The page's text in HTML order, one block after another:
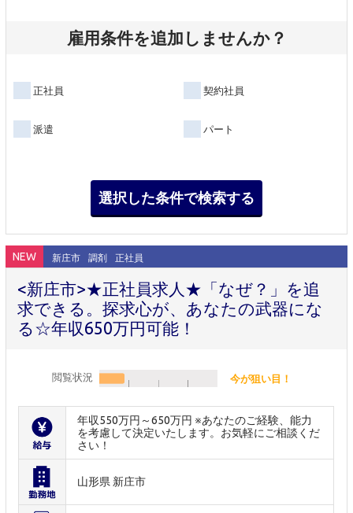
雇用条件を追加しませんか？
正社員 契約社員
派遣 パート
NEW 新庄市 調剤 正社員
<新庄市>★正社員求人★「なぜ？」を追
求できる。探求心が、あなたの武器にな
る☆年収650万円可能！
閲覧状況 今が狙い目！
年収550万円～650万円 ※あなたのご経験、能力
を考慮して決定いたします。お気軽にご相談くだ
さい！
山形県 新庄市